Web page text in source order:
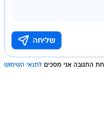
התגובה אני מסכים לתנאי השימוש